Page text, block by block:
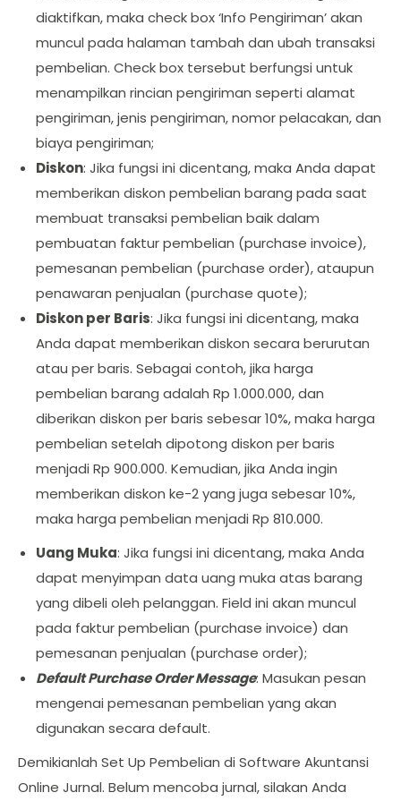
diaktifkan, maka check box ‘Info Pengiriman’ akan
muncul pada halaman tambah dan ubah transaksi
pembelian. Check box tersebut berfungsi untuk
menampilkan rincian pengiriman seperti alamat
pengiriman, jenis pengiriman, nomor pelacakan, dan
biaya pengiriman;
Diskon: Jika fungsi ini dicentang, maka Anda dapat
memberikan diskon pembelian barang pada saat
membuat transaksi pembelian baik dalam
pembuatan faktur pembelian (purchase invoice),
pemesanan pembelian (purchase order), ataupun
penawaran penjualan (purchase quote);
Diskon per Baris: Jika fungsi ini dicentang, maka
Anda dapat memberikan diskon secara berurutan
atau per baris. Sebagai contoh, jika harga
pembelian barang adalah Rp 1.000.000, dan
diberikan diskon per baris sebesar 10%, maka harga
pembelian setelah dipotong diskon per baris
menjadi Rp 900.000. Kemudian, jika Anda ingin
memberikan diskon ke-2 yang juga sebesar 10%,
maka harga pembelian menjadi Rp 810.000.
Uang Muka: Jika fungsi ini dicentang, maka Anda
dapat menyimpan data uang muka atas barang
yang dibeli oleh pelanggan. Field ini akan muncul
pada faktur pembelian (purchase invoice) dan
pemesanan penjualan (purchase order);
Default Purchase Order Message: Masukan pesan
mengenai pemesanan pembelian yang akan
digunakan secara default.
Demikianlah Set Up Pembelian di Software Akuntansi
Online Jurnal. Belum mencoba jurnal, silakan Anda